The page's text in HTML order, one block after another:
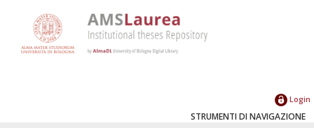
Login
STRUMENTI DI NAVIGAZIONE